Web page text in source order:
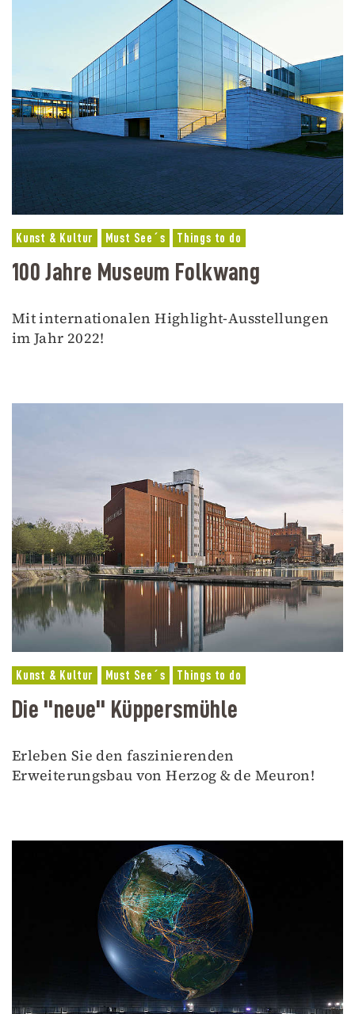
Kunst & Kultur Must See´s Things to do
100 Jahre Museum Folkwang
Mit internationalen Highlight-Ausstellungen
im Jahr 2022!
Kunst & Kultur Must See´s Things to do
Die "neue" Küppersmühle
Erleben Sie den faszinierenden
Erweiterungsbau von Herzog & de Meuron!